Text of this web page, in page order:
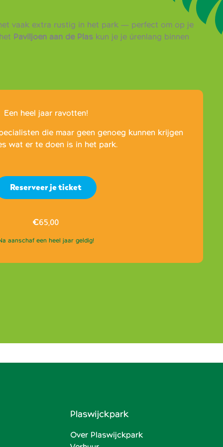
vaak extra rustig in het park — perfect om op je
Paviljoen aan de Plas kun je je úrenlang binnen
Een heel jaar ravotten!
die maar geen genoeg kunnen krijgen
wat er te doen is in het park.
Reserveer je ticket
€65,00
aanschaf een heel jaar geldig!
Plaswijckpark
Over Plaswijckpark